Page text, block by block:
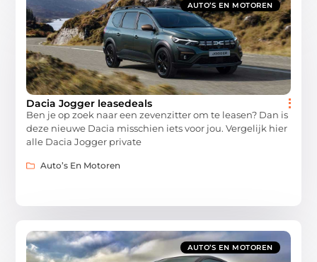
AUTO’S EN MOTOREN
Dacia Jogger leasedeals
Ben je op zoek naar een zevenzitter om te leasen? Dan is
deze nieuwe Dacia misschien iets voor jou. Vergelijk hier
alle Dacia Jogger private
Auto’s En Motoren
AUTO’S EN MOTOREN